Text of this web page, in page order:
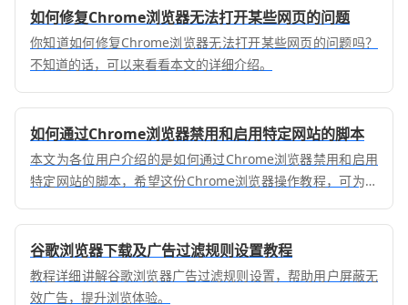
如何修复Chrome浏览器无法打开某些网页的问题
你知道如何修复Chrome浏览器无法打开某些网页的问题吗？
不知道的话，可以来看看本文的详细介绍。
如何通过Chrome浏览器禁用和启用特定网站的脚本
本文为各位用户介绍的是如何通过Chrome浏览器禁用和启用
特定网站的脚本，希望这份Chrome浏览器操作教程，可为各
谷歌浏览器下载及广告过滤规则设置教程
教程详细讲解谷歌浏览器广告过滤规则设置，帮助用户屏蔽无
效广告，提升浏览体验。